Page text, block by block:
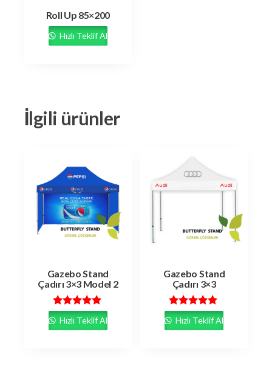
Roll Up 85×200
Hızlı Teklif Al
İlgili ürünler
Gazebo Stand
Çadırı 3×3 Model 2
5 üzerinden
5.00
oy aldı
Hızlı Teklif Al
Gazebo Stand
Çadırı 3×3
5 üzerinden
5.00
oy aldı
Hızlı Teklif Al